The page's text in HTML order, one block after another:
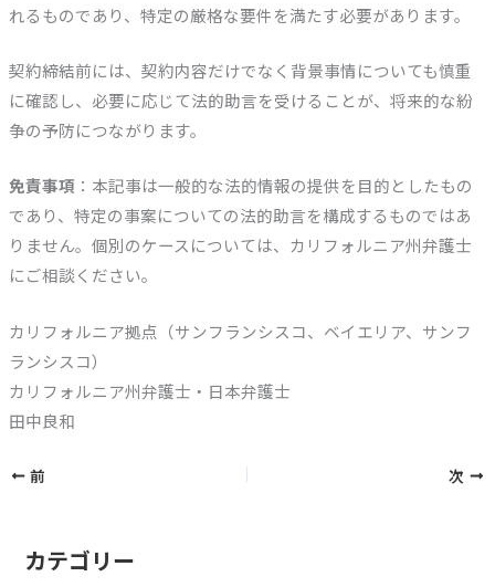
れるものであり、特定の厳格な要件を満たす必要があります。
契約締結前には、契約内容だけでなく背景事情についても慎重
に確認し、必要に応じて法的助言を受けることが、将来的な紛
争の予防につながります。
免責事項 ：本記事は一般的な法的情報の提供を目的としたもの
であり、特定の事案についての法的助言を構成するものではあ
りません。個別のケースについては、カリフォルニア州弁護士
にご相談ください。
カリフォルニア拠点（サンフランシスコ、ベイエリア、サンフ
ランシスコ）
カリフォルニア州弁護士・日本弁護士
田中良和
前 次
カテゴリー